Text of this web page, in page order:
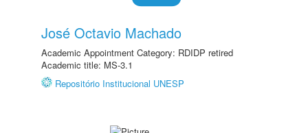
José Octavio Machado
Academic Appointment Category: RDIDP retired
Academic title: MS-3.1
Repositório Institucional UNESP